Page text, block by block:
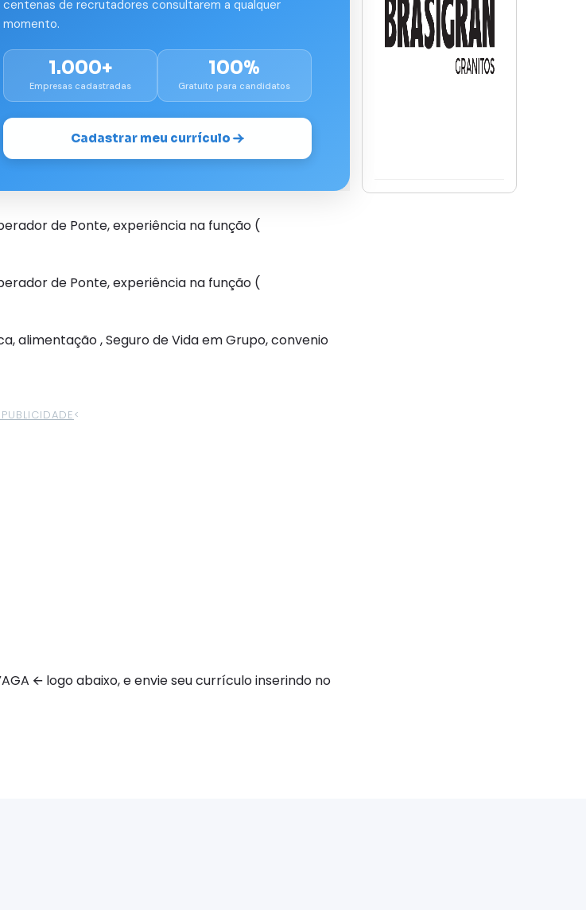
centenas de recrutadores consultarem a qualquer
momento.
1.000+
Empresas cadastradas
100%
Gratuito para candidatos
Cadastrar meu currículo
de Ponte, experiência na função (
de Ponte, experiência na função (
alimentação , Seguro de Vida em Grupo, convenio
<
🡨 logo abaixo, e envie seu currículo inserindo no